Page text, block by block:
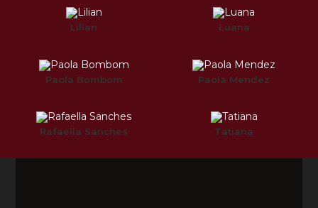
Lilian Luana
Paola Bombom Paola Mendez
Rafaella Sanches Tatiana